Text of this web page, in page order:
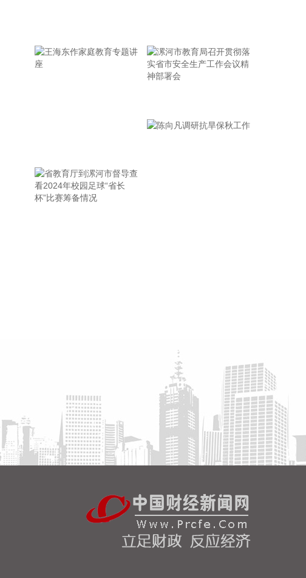
安全”转变，电力安全生产形势持续稳定。
史新高。得益于集团造船核心业务的强劲增长，报告
元，同比增长42.8%；实现净利润54亿元，同比增长
28.4%。
2026-08-07 11:05:27
价）同比增23.9%，进口同比增27.5%，贸易顺差
据网宿科技消息，近日，网宿科技与趋境科技宣布达
成深度战略合作。双方将面向企业级AI推理市场，整
合技术与资源优势，共同打造高性价比、高品质、高
可靠的AI Token生产体系，助力AI应用向更多行业、
海关总署今天公布统计数据显示，今年前7个月：我
国民营企业进出口17.16万亿元，同比增长了
17.2%，占我国进出口总值的56.9%，继续保持第一
座
实省市安全生产工作会议